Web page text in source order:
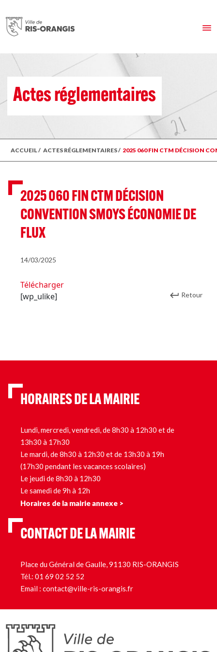
Actes réglementaires
ACCUEIL/ ACTES RÉGLEMENTAIRES/ 2025 060 FIN CTM DÉCISION
2025 060 FIN CTM DÉCISION
CONVENTION SMOYS ÉCONOMIE DE
FLUX
14/03/2025
Télécharger
[wp_ulike]
Retour
HORAIRES DE LA MAIRIE
Lundi, mercredi, vendredi, de 8h30 à 12h30 et de
13h30 à 17h30
Le mardi, de 8h30 à 12h30 et de 13h30 à 19h
(17h30 pendant les vacances scolaires)
Le jeudi de 8h30 à 12h30
Le samedi de 9h à 12h
Horaires de la mairie annexe >
CONTACT DE LA MAIRIE
Place du Général de Gaulle, 91130 RIS-ORANGIS
Tél.: 01 69 02 52 52
Email : contact@ville-ris-orangis.fr